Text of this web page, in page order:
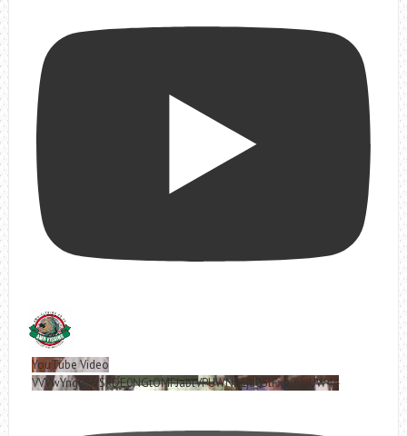
YouTube Video
VVVwYngyRjVSRDE0NGtOMFJablVPUWNBLjd0SlFxa0VoUW44